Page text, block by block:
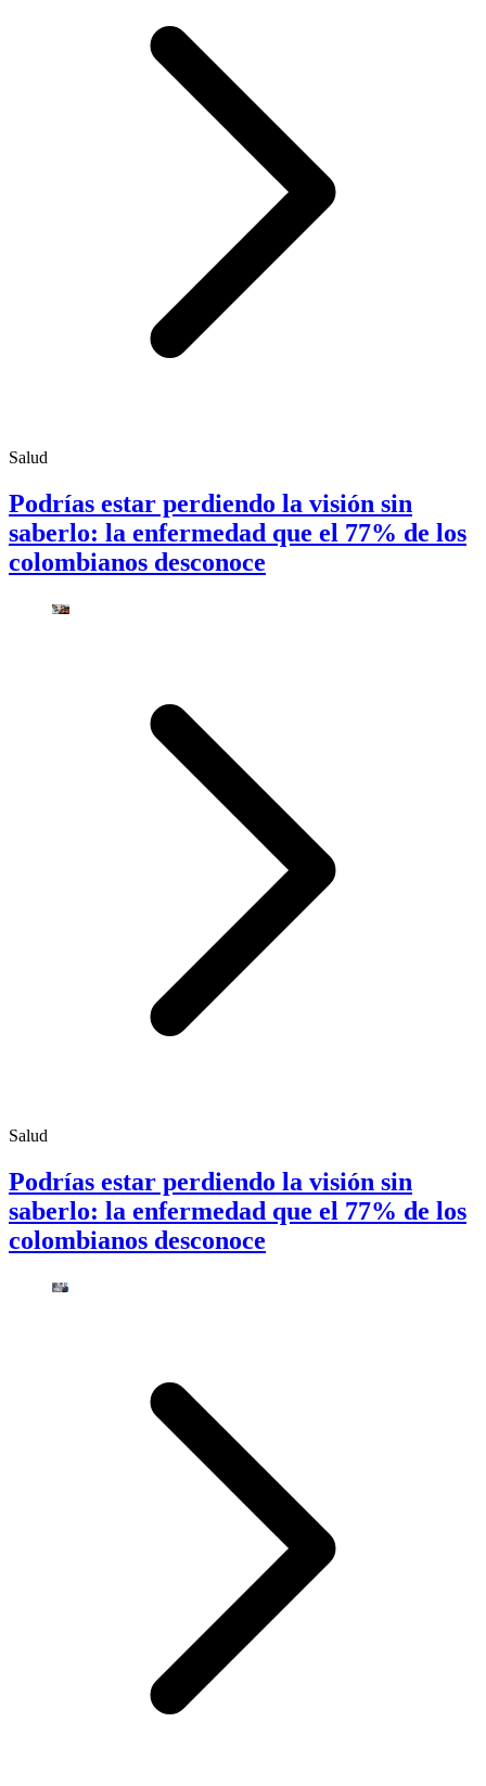
Salud
Podrías estar perdiendo la visión sin
saberlo: la enfermedad que el 77% de los
colombianos desconoce
Salud
Podrías estar perdiendo la visión sin
saberlo: la enfermedad que el 77% de los
colombianos desconoce